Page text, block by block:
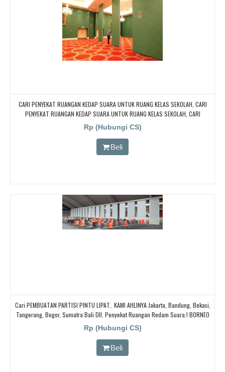
CARI PENYEKAT RUANGAN KEDAP SUARA UNTUK RUANG KELAS SEKOLAH, CARI
PENYEKAT RUANGAN KEDAP SUARA UNTUK RUANG KELAS SEKOLAH, CARI
PENYEKAT RUANGAN KEDAP SUARA UNTUK RUANG KELAS SEKOLAH, CARI
PENYEKAT RUANGAN KEDAP SUARA UNTUK RUANG KELAS SEKOLAH
Rp (Hubungi CS)
Beli
Cari PEMBUATAN PARTISI PINTU LIPAT.. KAMI AHLINYA Jakarta, Bandung, Bekasi,
Tangerang, Bogor, Sumatra Bali Dll. Penyekat Ruangan Redam Suara.! BORNEO
PARTISI PINTU LIPAT, Cari Partisi Geser/PABRIK BORNEO PARTISI PINTU LIPAT,
Rp (Hubungi CS)
Beli